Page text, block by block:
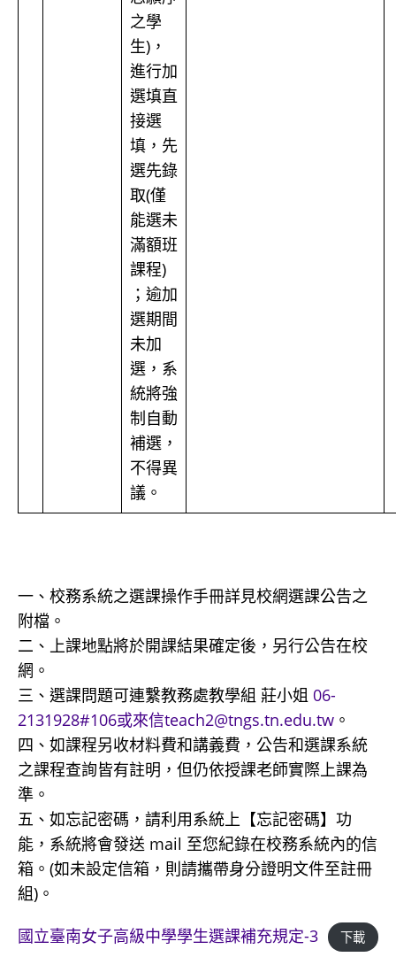
之學
生)，
進行加
選填直
接選
填，先
選先錄
取(僅
能選未
滿額班
課程)
；逾加
選期間
未加
選，系
統將強
制自動
補選，
不得異
議。
一、校務系統之選課操作手冊詳見校網選課公告之
附檔。
二、上課地點將於開課結果確定後，另行公告在校
網。
三、選課問題可連繫教務處教學組 莊小姐 06-
2131928#106或來信teach2@tngs.tn.edu.tw 。
四、如課程另收材料費和講義費，公告和選課系統
之課程查詢皆有註明，但仍依授課老師實際上課為
準。
五、如忘記密碼，請利用系統上【忘記密碼】功
能，系統將會發送 mail 至您紀錄在校務系統內的信
箱。(如未設定信箱，則請攜帶身分證明文件至註冊
組)。
國立臺南女子高級中學學生選課補充規定-3
下載